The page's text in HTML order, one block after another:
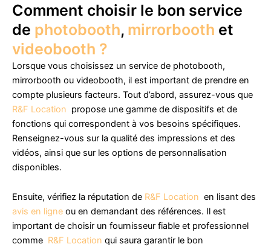
Comment choisir le bon service
de photobooth, mirrorbooth et
videobooth ?
Lorsque vous choisissez un service de photobooth,
mirrorbooth ou videobooth, il est important de prendre en
compte plusieurs facteurs. Tout d’abord, assurez-vous que
R&F Location propose une gamme de dispositifs et de
fonctions qui correspondent à vos besoins spécifiques.
Renseignez-vous sur la qualité des impressions et des
vidéos, ainsi que sur les options de personnalisation
disponibles.
Ensuite, vérifiez la réputation de R&F Location en lisant des
avis en ligne ou en demandant des références. Il est
important de choisir un fournisseur fiable et professionnel
comme R&F Location qui saura garantir le bon